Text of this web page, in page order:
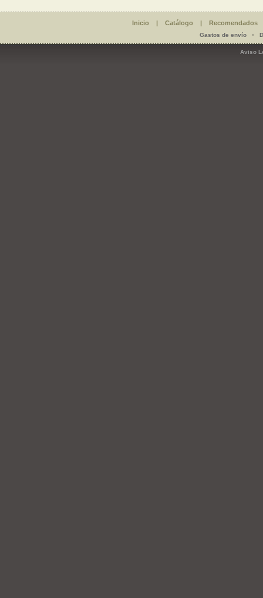
Inicio | Catálogo | Recomendados
Gastos de envío-
Aviso